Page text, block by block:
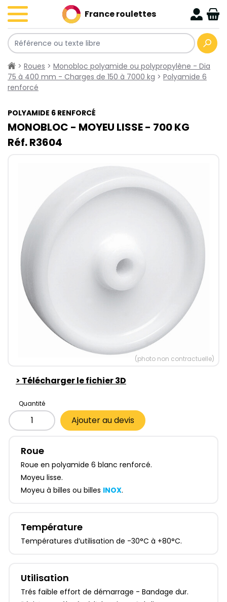
France roulettes
> Roues > Monobloc polyamide ou polypropylène - Dia
75 à 400 mm - Charges de 150 à 7000 kg > Polyamide 6
renforcé
POLYAMIDE 6 RENFORCÉ
MONOBLOC - MOYEU LISSE - 700​ KG
Réf. R3604
(photo non contractuelle)
> Télécharger le fichier 3D
Quantité
Ajouter au devis
Roue
Roue en polyamide 6 blanc renforcé.
Moyeu lisse.
Moyeu à billes ou billes INOX.
Température
Températures d’utilisation de -30°C à +80°C.
Utilisation
Trés faible effort de démarrage - Bandage dur.